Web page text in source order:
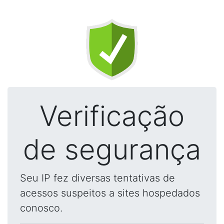
Verificação
de segurança
Seu IP fez diversas tentativas de
acessos suspeitos a sites hospedados
conosco.